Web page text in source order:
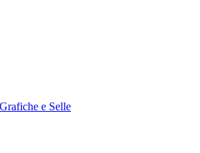
Grafiche e Selle